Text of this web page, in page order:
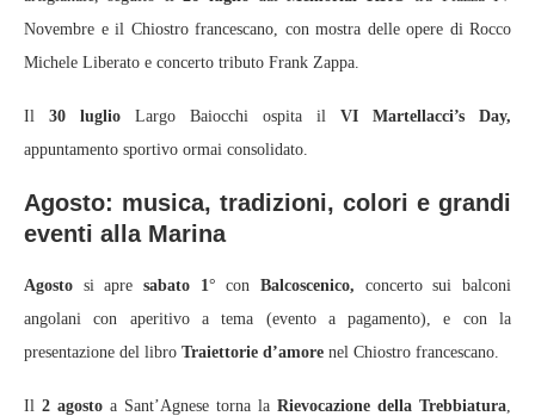
Novembre e il Chiostro francescano, con mostra delle opere di Rocco
Michele Liberato e concerto tributo Frank Zappa.
Il 30 luglio Largo Baiocchi ospita il VI Martellacci’s Day,
appuntamento sportivo ormai consolidato.
Agosto: musica, tradizioni, colori e grandi
eventi alla Marina
Agosto si apre sabato 1 ° conBalcoscenico, concerto sui balconi
angolani con aperitivo a tema (evento a pagamento), e con la
presentazione del libro Traiettorie d’amore nel Chiostro francescano.
Il 2 agosto a Sant’Agnese torna la Rievocazione della Trebbiatura